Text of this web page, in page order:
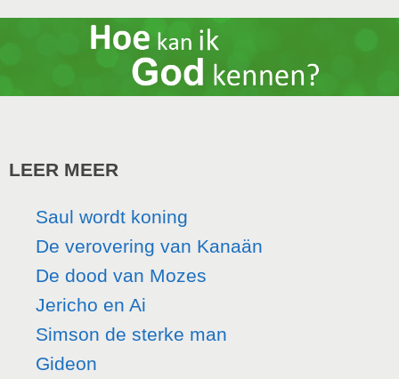
LEER MEER
Saul wordt koning
De verovering van Kanaän
De dood van Mozes
Jericho en Ai
Simson de sterke man
Gideon